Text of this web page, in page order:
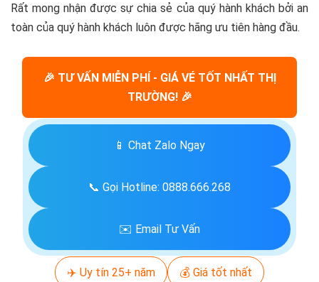
Rất mong nhận được sự chia sẻ của quý hành khách bởi an
toàn của quý hành khách luôn được hãng ưu tiên hàng đầu.
🎉 TƯ VẤN MIỄN PHÍ - GIÁ VÉ TỐT NHẤT THỊ
TRƯỜNG! 🎉
📱 Chat Zalo Ngay
📞 Gọi Hotline: 0888.666.268
✉️ Email Tư Vấn
✈️ Uy tín 25+ năm 💰 Giá tốt nhất